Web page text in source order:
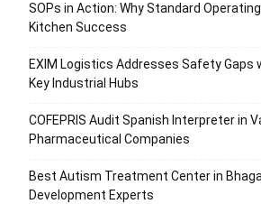
SOPs in Action: Why Standard
Kitchen Success
EXIM Logistics Addresses Safety Gaps
Key Industrial Hubs
COFEPRIS Audit Spanish Interpreter in
Pharmaceutical Companies
Best Autism Treatment Center in
Development Experts